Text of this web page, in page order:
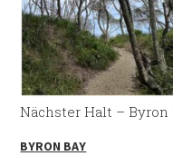
Nächster Halt – Byron
BYRON BAY